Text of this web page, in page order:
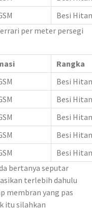
Besi
per meter persegi
Rangka
Besi
Besi
Besi
Besi
Besi
bertanya seputar
terlebih dahulu
membran yang pas
itu silahkan